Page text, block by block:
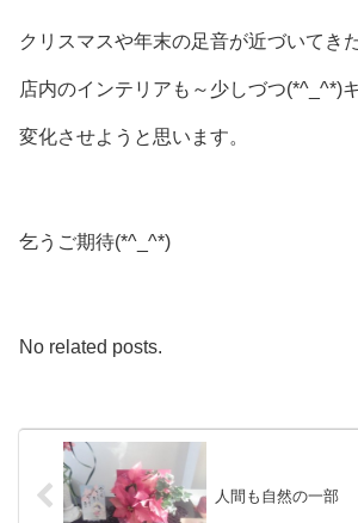
クリスマスや年末の足音が近づいてき
店内のインテリアも～少しづつ(*^_^*)
変化させようと思います。
乞うご期待(*^_^*)
No related posts.
人間も自然の一部